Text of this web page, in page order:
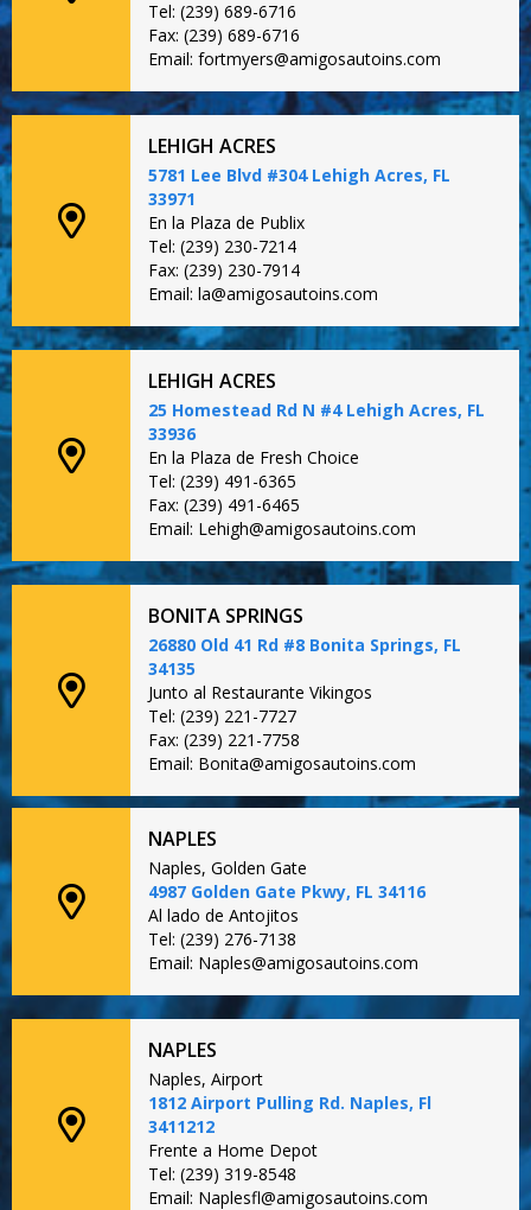
Tel: (239) 689-6716
Fax: (239) 689-6716
Email: fortmyers@amigosautoins.com
LEHIGH ACRES
5781 Lee Blvd #304 Lehigh Acres, FL
33971
En la Plaza de Publix
Tel: (239) 230-7214
Fax: (239) 230-7914
Email: la@amigosautoins.com
LEHIGH ACRES
25 Homestead Rd N #4 Lehigh Acres, FL
33936
En la Plaza de Fresh Choice
Tel: (239) 491-6365
Fax: (239) 491-6465
Email: Lehigh@amigosautoins.com
BONITA SPRINGS
26880 Old 41 Rd #8 Bonita Springs, FL
34135
Junto al Restaurante Vikingos
Tel: (239) 221-7727
Fax: (239) 221-7758
Email: Bonita@amigosautoins.com
NAPLES
Naples, Golden Gate
4987 Golden Gate Pkwy, FL 34116
Al lado de Antojitos
Tel: (239) 276-7138
Email: Naples@amigosautoins.com
NAPLES
Naples, Airport
1812 Airport Pulling Rd. Naples, Fl
3411212
Frente a Home Depot
Tel: (239) 319-8548
Email: Naplesfl@amigosautoins.com